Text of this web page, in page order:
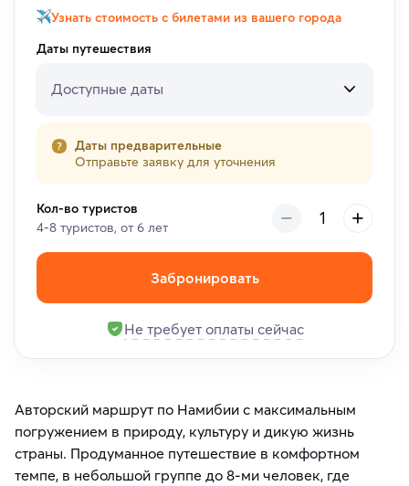
Узнать стоимость с билетами из вашего города
Даты путешествия
Доступные даты
Даты предварительные
Отправьте заявку для уточнения
Кол-во туристов
4-8 туристов, от 6 лет
Забронировать
Не требует оплаты сейчас
Авторский маршрут по Намибии с максимальным
погружением в природу, культуру и дикую жизнь
страны. Продуманное путешествие в комфортном
темпе, в небольшой группе до 8-ми человек, где